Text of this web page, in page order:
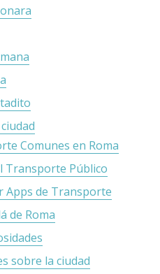
Comunes en Roma
Transporte Público
Apps de Transporte
de Roma
sobre la ciudad